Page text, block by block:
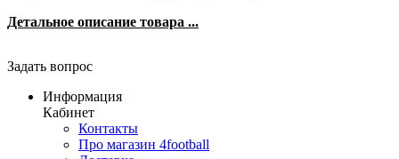
Детальное описание товара ...
Задать вопрос
Информация
Кабинет
Контакты
Про магазин 4football